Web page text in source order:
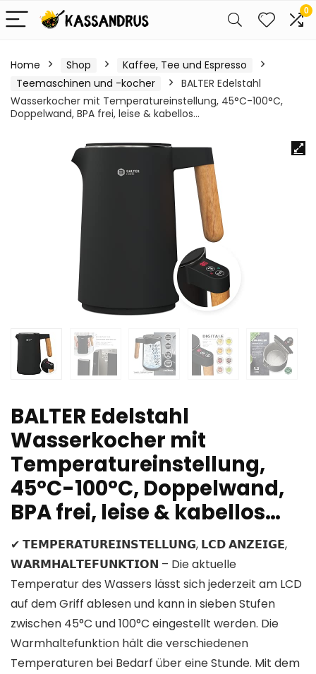
0
Home Shop
Kaffee, Tee und Espresso
Teemaschinen und -kocher
BALTER Edelstahl
Wasserkocher mit Temperatureinstellung, 45°C-100°C,
Doppelwand, BPA frei, leise & kabellos…
BALTER Edelstahl
Wasserkocher mit
Temperatureinstellung,
45°C-100°C, Doppelwand,
BPA frei, leise & kabellos…
✔ 𝗧𝗘𝗠𝗣𝗘𝗥𝗔𝗧𝗨𝗥𝗘𝗜𝗡𝗦𝗧𝗘𝗟𝗟𝗨𝗡𝗚, 𝗟𝗖𝗗 𝗔𝗡𝗭𝗘𝗜𝗚𝗘,
𝗪𝗔𝗥𝗠𝗛𝗔𝗟𝗧𝗘𝗙𝗨𝗡𝗞𝗧𝗜𝗢𝗡 – Die aktuelle
Temperatur des Wassers lässt sich jederzeit am LCD
auf dem Griff ablesen und kann in sieben Stufen
zwischen 45°C und 100°C eingestellt werden. Die
Warmhaltefunktion hält die verschiedenen
Temperaturen bei Bedarf über eine Stunde. Mit dem